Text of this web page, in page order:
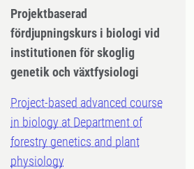
Projektbaserad
fördjupningskurs i biologi vid
institutionen för skoglig
genetik och växtfysiologi
Project-based advanced course
in biology at Department of
forestry genetics and plant
physiology